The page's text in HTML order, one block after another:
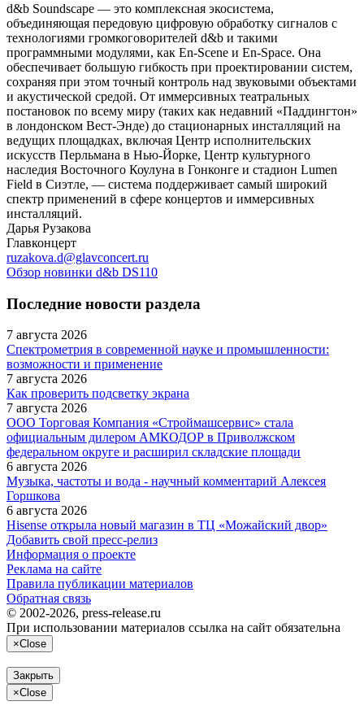
d&b Soundscape — это комплексная экосистема,
объединяющая передовую цифровую обработку сигналов с
технологиями громкоговорителей d&b и такими
программными модулями, как En-Scene и En-Space. Она
обеспечивает большую гибкость при проектировании систем,
сохраняя при этом точный контроль над звуковыми объектами
и акустической средой. От иммерсивных театральных
постановок по всему миру (таких как недавний «Паддингтон»
в лондонском Вест-Энде) до стационарных инсталляций на
ведущих площадках, включая Центр исполнительских
искусств Перльмана в Нью-Йорке, Центр культурного
наследия Восточного Коулуна в Гонконге и стадион Lumen
Field в Сиэтле, — система поддерживает самый широкий
спектр применений в сфере концертов и иммерсивных
инсталляций.
Дарья Рузакова
Главконцерт
ruzakova.d@glavconcert.ru
Обзор новинки d&b DS110
Последние новости раздела
7 августа 2026
Спектрометрия в современной науке и промышленности:
возможности и применение
7 августа 2026
Как проверить подсветку экрана
7 августа 2026
ООО Торговая Компания «Строймашсервис» стала
официальным дилером АМКОДОР в Приволжском
федеральном округе и расширил складские площади
6 августа 2026
Музыка, частоты и вода - научный комментарий Алексея
Горшкова
6 августа 2026
Hisense открыла новый магазин в ТЦ «Можайский двор»
Добавить свой пресс-релиз
Информация о проекте
Реклама на сайте
Правила публикации материалов
Обратная связь
© 2002-2026, press-release.ru
При использовании материалов ссылка на сайт обязательна
×Close
Закрыть
×Close